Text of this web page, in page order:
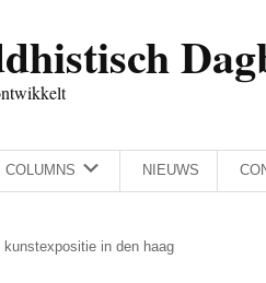
COLUMNS NIEUWS
kunstexpositie in den haag